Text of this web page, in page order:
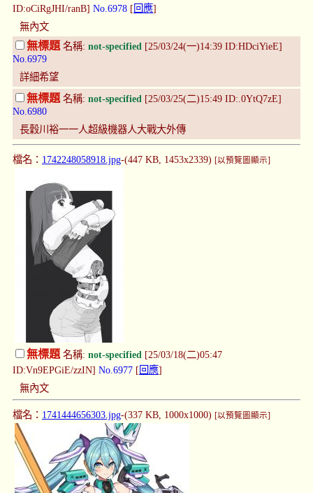
ID:oCiRgJHI/ranB] No.6978 [ 回應]
無內文
無標題 名稱: not-specified [25/03/24(一)14:39 ID:HDciYieE]
No.6979
詳細希望
無標題名稱: not-specified [25/03/25(二)15:49 ID:.0YtQ7zE]
No.6980
長穀川裕一一人超級機器人大戰大外傳
檔名： 1742248058918.jpg-(447 KB, 1453x2339) [以預覽圖顯示]
無標題名稱: not-specified [25/03/18(二)05:47
ID:Vn9EPGiE/zzIN] No.6977 [ 回應]
無內文
檔名： 1741444656303.jpg-(337 KB, 1000x1000) [以預覽圖顯示]